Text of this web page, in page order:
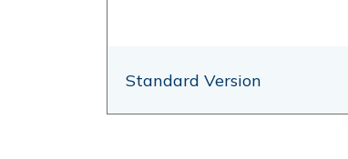
Standard Version